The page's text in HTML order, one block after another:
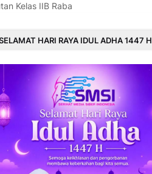
Kelas IIB Raba
HARI RAYA IDUL ADHA 1447 H